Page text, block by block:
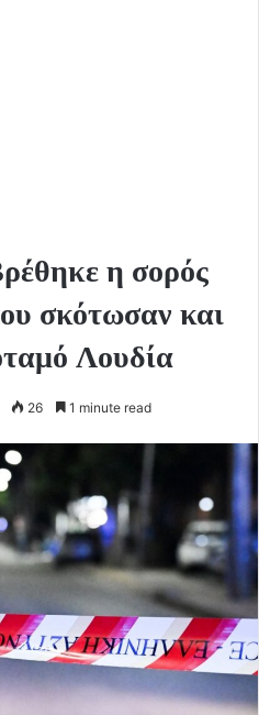
η σορός
σκότωσαν και
Λουδία
26 1 minute read